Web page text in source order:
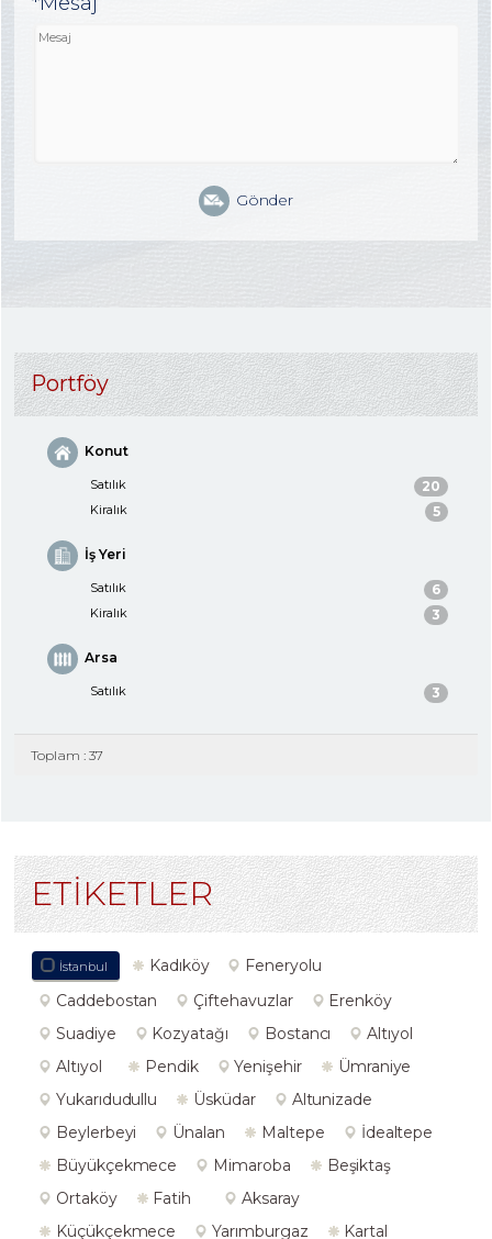
Gönder
Portföy
Konut
Satılık 20
Kiralık 5
İş Yeri
Satılık 6
Kiralık 3
Arsa
Satılık 3
Toplam : 37
ETİKETLER
İstanbul Kadıköy
Feneryolu
Caddebostan
Çiftehavuzlar
Erenköy
Suadiye
Kozyatağı Bostancı
Altıyol
Altıyol
Pendik Yenişehir
Ümraniye
Yukarıdudullu
Üsküdar
Altunizade
Beylerbeyi
Ünalan Maltepe
İdealtepe
Büyükçekmece
Mimaroba
Beşiktaş
Ortaköy
Fatih
Aksaray
Küçükçekmece
Yarımburgaz
Kartal